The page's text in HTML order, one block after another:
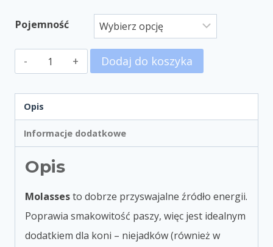
Pojemność
Dodaj do koszyka
Opis
Informacje dodatkowe
Opis
Molassesto dobrze przyswajalne źródło energii.
Poprawia smakowitość paszy, więc jest idealnym
dodatkiem dla koni – niejadków (również w